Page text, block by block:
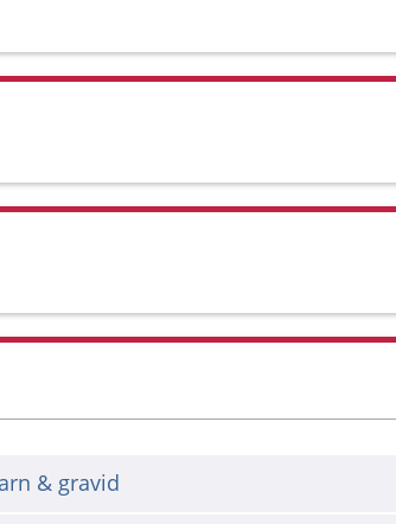
& gravid